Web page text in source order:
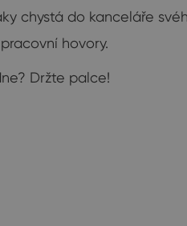
chystá do kanceláře
hovory.
Držte palce!